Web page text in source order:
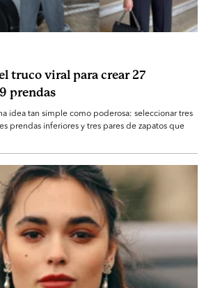
truco viral para crear 27
prendas
idea tan simple como poderosa: seleccionar tres
prendas inferiores y tres pares de zapatos que